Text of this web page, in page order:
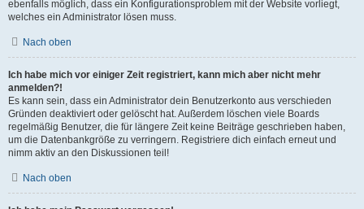
ebenfalls möglich, dass ein Konfigurationsproblem mit der Website vorliegt,
welches ein Administrator lösen muss.
Nach oben
Ich habe mich vor einiger Zeit registriert, kann mich aber nicht mehr
anmelden?!
Es kann sein, dass ein Administrator dein Benutzerkonto aus verschieden
Gründen deaktiviert oder gelöscht hat. Außerdem löschen viele Boards
regelmäßig Benutzer, die für längere Zeit keine Beiträge geschrieben haben,
um die Datenbankgröße zu verringern. Registriere dich einfach erneut und
nimm aktiv an den Diskussionen teil!
Nach oben